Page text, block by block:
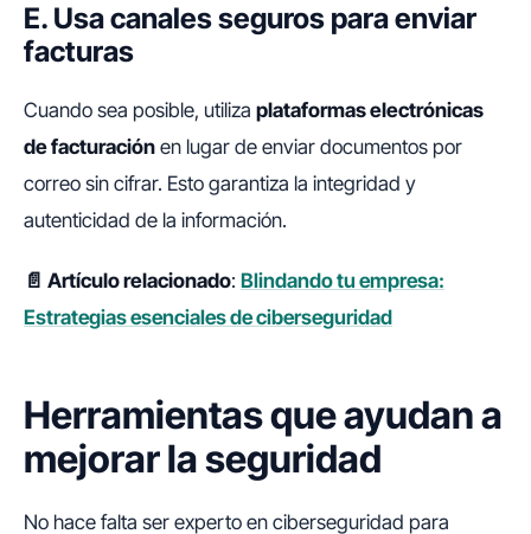
E. Usa canales seguros para enviar
facturas
Cuando sea posible, utiliza plataformas electrónicas
de facturación en lugar de enviar documentos por
correo sin cifrar. Esto garantiza la integridad y
autenticidad de la información.
📄 Artículo relacionado: Blindando tu empresa:
Estrategias esenciales de ciberseguridad
Herramientas que ayudan a
mejorar la seguridad
No hace falta ser experto en ciberseguridad para